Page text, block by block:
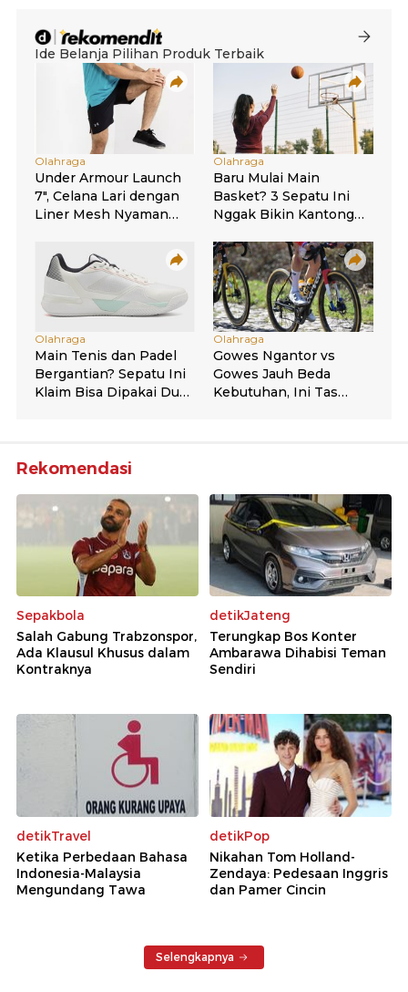
Rekomendasi
Sepakbola
Salah Gabung Trabzonspor,
Ada Klausul Khusus dalam
Kontraknya
detikJateng
Terungkap Bos Konter
Ambarawa Dihabisi Teman
Sendiri
detikTravel
Ketika Perbedaan Bahasa
Indonesia-Malaysia
Mengundang Tawa
detikPop
Nikahan Tom Holland-
Zendaya: Pedesaan Inggris
dan Pamer Cincin
Selengkapnya